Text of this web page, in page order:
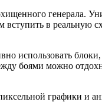
генерала.
вступить в
использовать
боями можно
графики и